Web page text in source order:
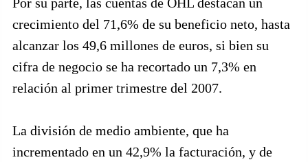
crecimiento del 71,6% de su beneficio neto, hasta
alcanzar los 49,6 millones de euros, si bien su
cifra de negocio se ha recortado un 7,3% en
relación al primer trimestre del 2007.
La división de medio ambiente, que ha
incrementado en un 42,9% la facturación, y de